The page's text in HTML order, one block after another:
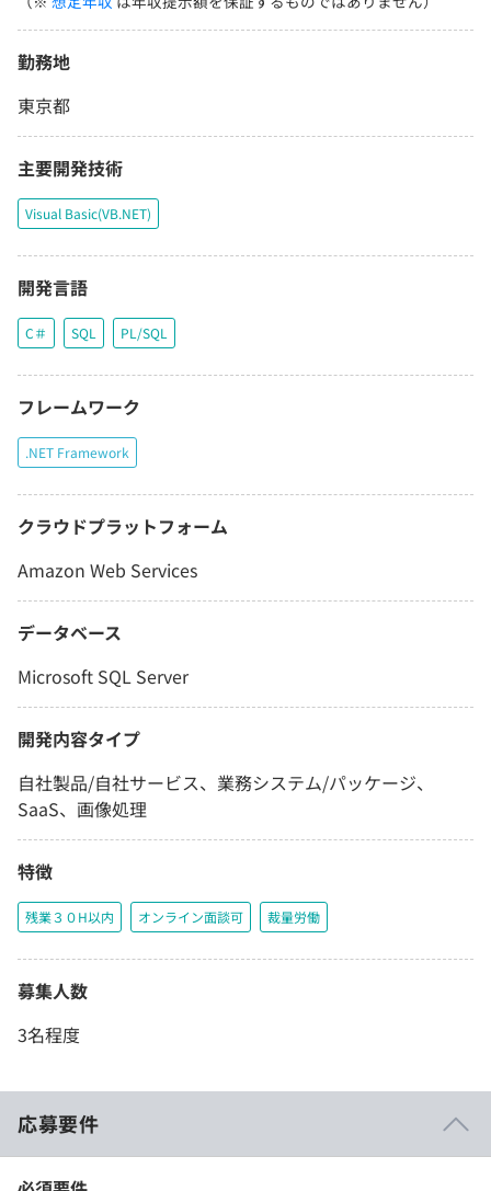
勤務地
東京都
主要開発技術
Visual Basic(VB.NET)
開発言語
C＃ SQL PL/SQL
フレームワーク
.NET Framework
クラウドプラットフォーム
Amazon Web Services
データベース
Microsoft SQL Server
開発内容タイプ
自社製品/自社サービス、業務システム/パッケージ、
SaaS、画像処理
特徴
残業３０H以内 オンライン面談可 裁量労働
募集人数
3名程度
応募要件